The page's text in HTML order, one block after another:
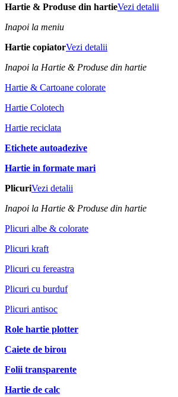
Hartie & Produse din hartieVezi detalii
Inapoi la meniu
Hartie copiatorVezi detalii
Inapoi la Hartie & Produse din hartie
Hartie & Cartoane colorate
Hartie Colotech
Hartie reciclata
Etichete autoadezive
Hartie in formate mari
PlicuriVezi detalii
Inapoi la Hartie & Produse din hartie
Plicuri albe & colorate
Plicuri kraft
Plicuri cu fereastra
Plicuri cu burduf
Plicuri antisoc
Role hartie plotter
Caiete de birou
Folii transparente
Hartie de calc